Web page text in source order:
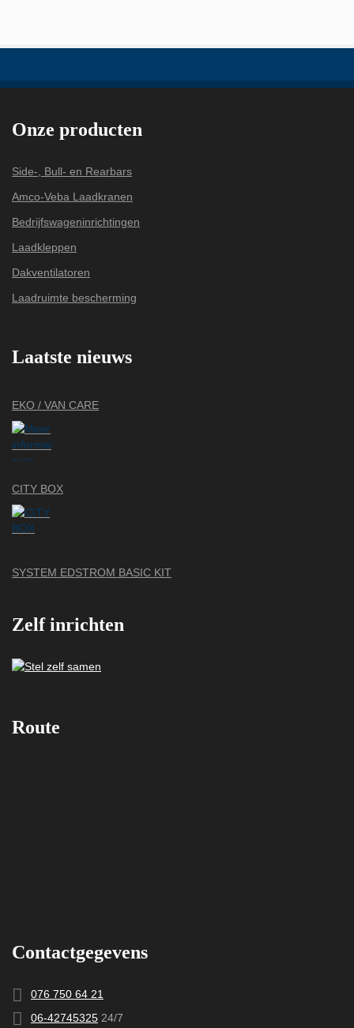
Onze producten
Side-, Bull- en Rearbars
Amco-Veba Laadkranen
Bedrijfswageninrichtingen
Laadkleppen
Dakventilatoren
Laadruimte bescherming
Laatste nieuws
EKO / VAN CARE
CITY BOX
SYSTEM EDSTROM BASIC KIT
Zelf inrichten
Route
Contactgegevens
076 750 64 21
06-42745325 24/7